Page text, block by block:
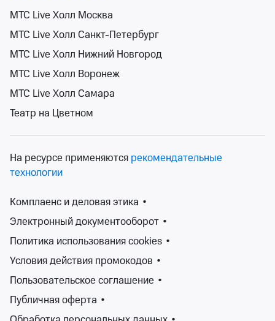
Группа «Stambulchik Brothers»
Joy Pub (Екатеринбург)
от 650 ₽
сб 19 сентября, 19:00
Билеты от 650 ₽
Загрузить ещё
Концертный сезон непрерывен, а значит у вас всегда
МТС Live Холл Москва
МТС Live Холл Санкт-Петербург
МТС Live Холл Нижний Новгород
МТС Live Холл Воронеж
МТС Live Холл Самара
Театр на Цветном
На ресурсе применяются рекомендательные
технологии
Комплаенс и деловая этика •
Электронный документооборот •
Политика использования cookies •
Условия действия промокодов •
Пользовательское соглашение •
Публичная оферта •